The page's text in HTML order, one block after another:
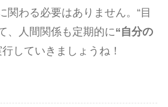
関わる必要はありません。“目
、人間関係も定期的に“自分の
していきましょうね！